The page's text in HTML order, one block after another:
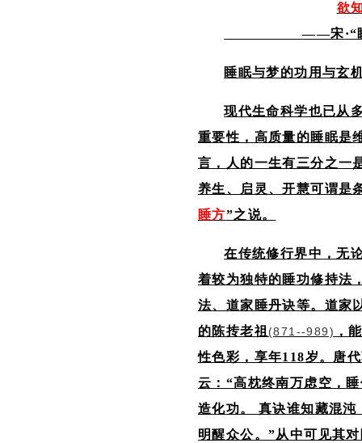
欲
——宋·“
睡眠与梦的功用与玄
现代生命科学也已从
重要性，高质量的睡眠是
言， 人的一生有三分之一
养生、启灵、开慧可谓是
睡方”之说。
在传统修行界中，无
着较为独特的睡功修持法
法、道家睡丹诀等。道家
的陈抟老祖(871--989) ，
性色彩，享年118岁。 唐
云：“高枕终南万虑空，
造化功。 真诀谁知藏混
明醒众公。 ”从中可见其